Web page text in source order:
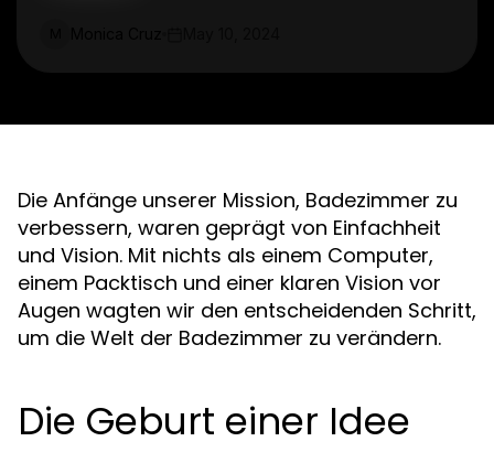
Die Anfänge unserer Mission, Badezimmer zu
verbessern, waren geprägt von Einfachheit
und Vision. Mit nichts als einem Computer,
einem Packtisch und einer klaren Vision vor
Augen wagten wir den entscheidenden Schritt,
um die Welt der Badezimmer zu verändern.
Die Geburt einer Idee